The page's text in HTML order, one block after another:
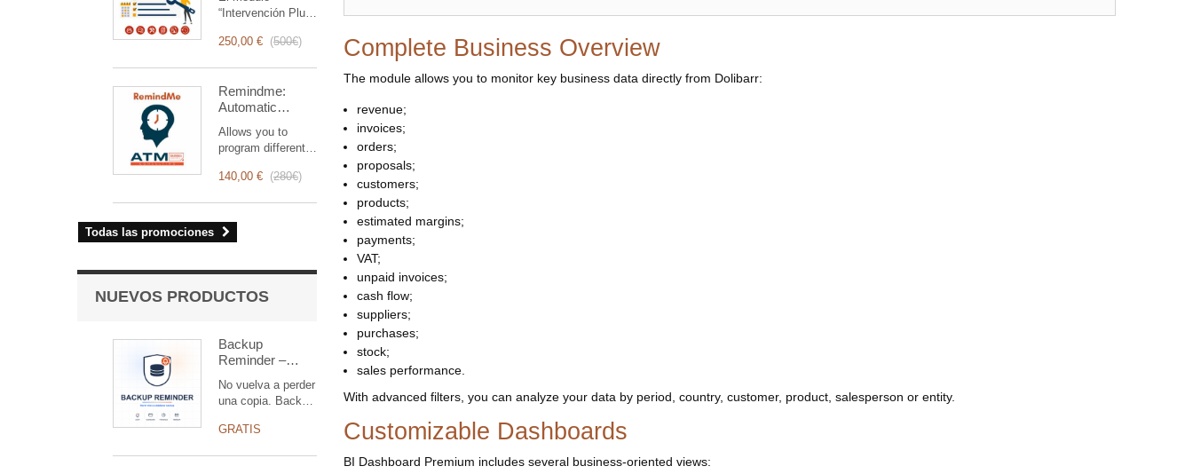
Intervenciones
“Intervención Plus”
revolucionaria que
de las
intervenciones,
desde la
planificación hasta
la facturación.
Diseñado para
comerciales,
ofrece un conjunto
completo de
garantizar un
transparente y
250,00 € (500€)
Remindme:
Automatic
event,
notification)
Allows you to
program different
based on a trigger.
140,00 € (280€)
Todas las promociones
NUEVOS PRODUCTOS
Backup
Reminder –
atrasada para
Dolibarr (gratis)
No vuelva a perder
una copia. Backup
los
GRATIS
Complete Business Overview
The module allows you to monitor key business data directly from Dolibarr:
revenue;
invoices;
orders;
proposals;
customers;
products;
estimated margins;
payments;
VAT;
unpaid invoices;
cash flow;
suppliers;
purchases;
stock;
sales performance.
With advanced filters, you can analyze your data by period, country, customer, product, salesperson or entity.
Customizable Dashboards
BI Dashboard Premium includes several business-oriented views: